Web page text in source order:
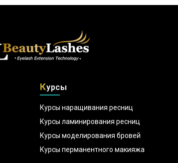
Курсы
Курсы наращивания ресниц
Курсы ламинирования ресниц
Курсы моделирования бровей
Курсы перманентного макияжа